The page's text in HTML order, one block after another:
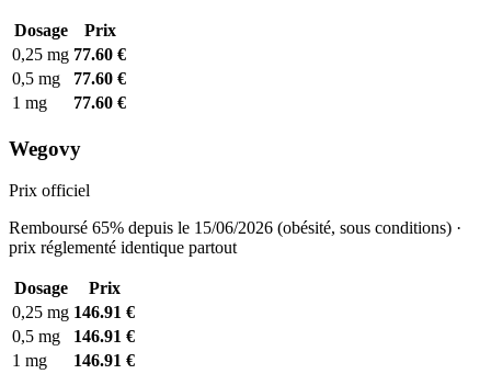
Dosage
Prix
0,25 mg 77.60 €
0,5 mg
77.60 €
1 mg
77.60 €
Wegovy
Prix officiel
Remboursé 65% depuis le 15/06/2026 (obésité, sous conditions) ·
prix réglementé identique partout
Dosage
Prix
0,25 mg 146.91 €
0,5 mg
146.91 €
1 mg
146.91 €